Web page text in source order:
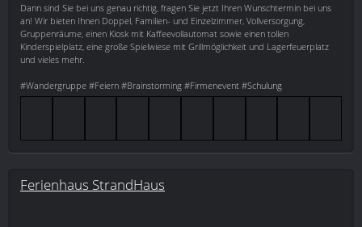
Dann sind Sie bei uns genau richtig, fragen Sie jetzt Ihren Wunschtermin bei uns
an! Wir bieten Ihnen Doppel, Familien- und Einzelzimmer, Vollversorgung,
Gruppenräume, einen Kiosk mit Kaffeevollautomat sowie einen tollen
Kinderspielplatz, eine große Spielwiese mit Grillmöglichkeit und Lagerfeuerplatz
und vieles mehr.
#Wandergruppe #Feiern #Brainstorming #Firmenevent #Schulung
Ferienhaus StrandHaus